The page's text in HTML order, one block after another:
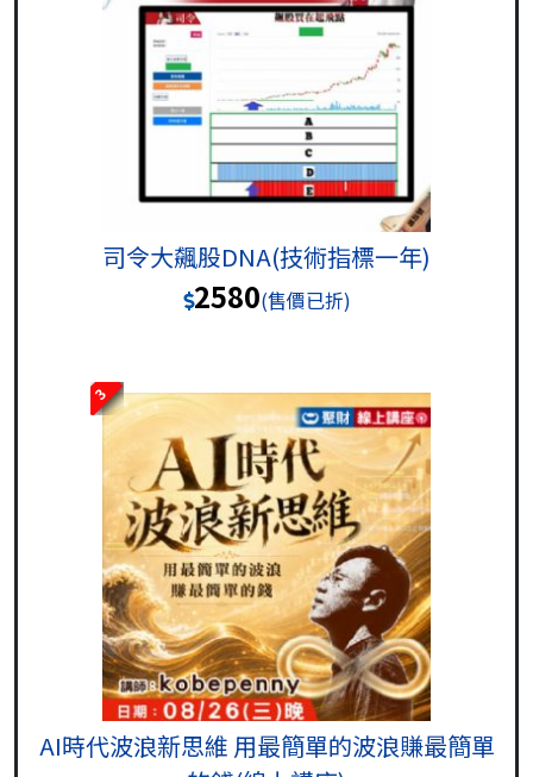
司令大飆股DNA(技術指標一年)
2580(售價已折)
3
AI時代波浪新思維 用最簡單的波浪賺最簡單